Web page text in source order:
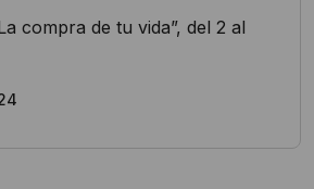
compra de tu vida”, del 2 al